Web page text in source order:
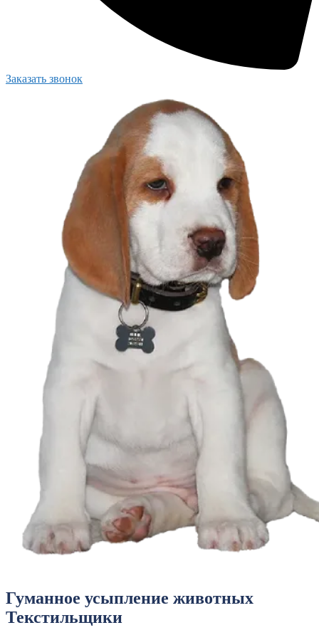
Заказать звонок
Гуманное усыпление животных
Текстильщики